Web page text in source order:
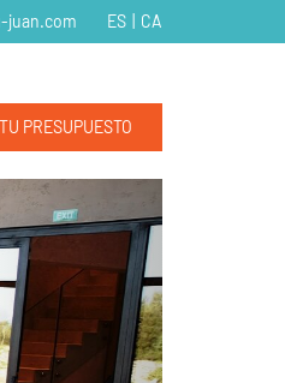
juan.com ES CA
PRESUPUESTO